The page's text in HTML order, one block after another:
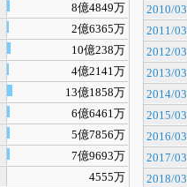
8億4849万
2億6365万
10億238万
4億2141万
13億1858万
6億6461万
5億7856万
7億9693万
4555万
2010/03
2011/03
2012/03
2013/03
2014/03
2015/03
2016/03
2017/03
2018/03